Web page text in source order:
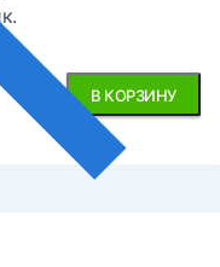
В КОРЗИНУ